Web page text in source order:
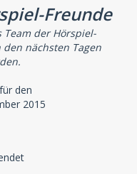
Freunde
der Hörspiel-
nächsten Tagen
den
2015